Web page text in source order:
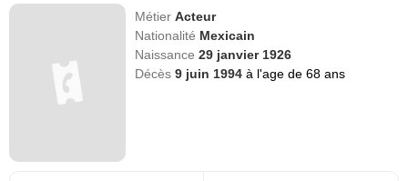
MétierActeur
Nationalité Mexicain
Naissance29 janvier 1926
Décès9 juin 1994à l'age de 68 ans